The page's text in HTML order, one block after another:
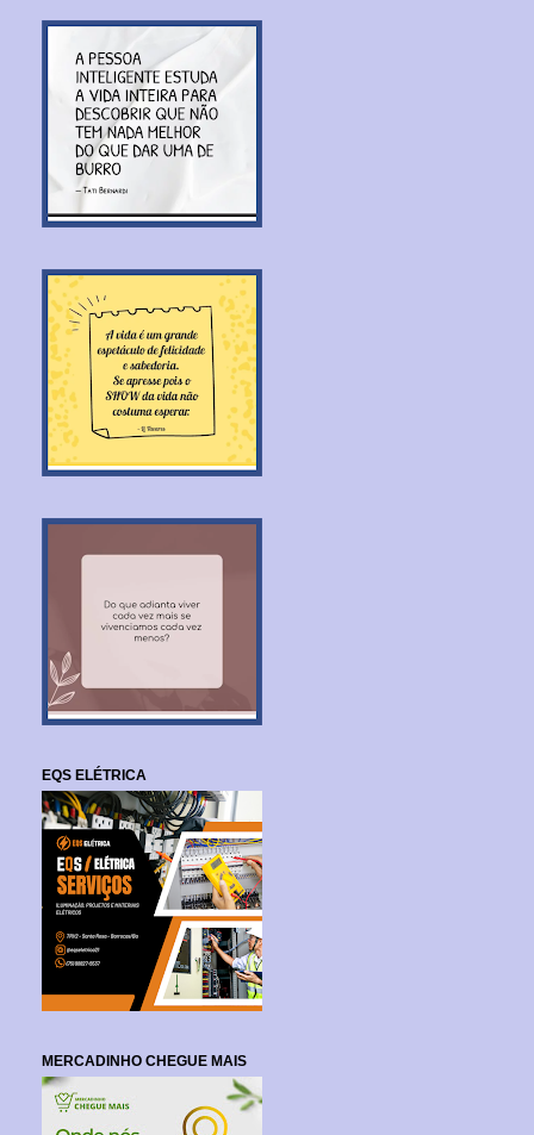
EQS ELÉTRICA
MERCADINHO CHEGUE MAIS